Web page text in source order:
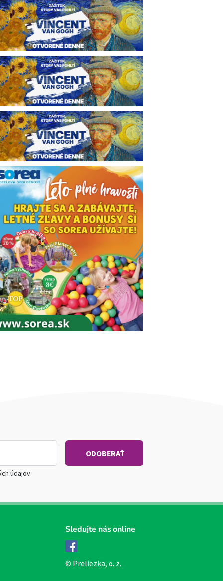
údajov
Sledujte nás online
© Preliezka, o. z.